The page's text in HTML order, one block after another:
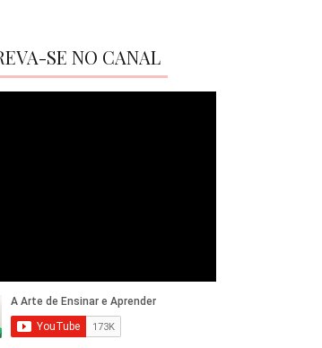
SE NO CANAL